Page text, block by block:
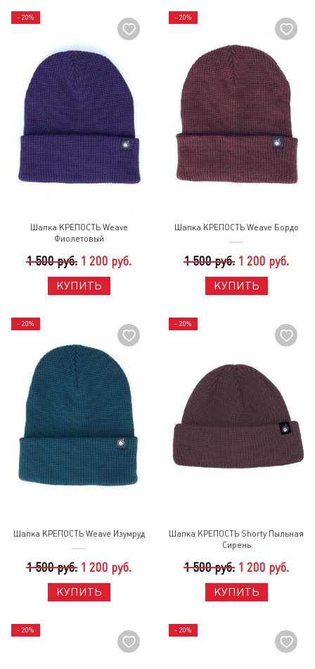
- 20%
Шапка КРЕПОСТЬ Weave
Фиолетовый
1 500 руб. 1 200 руб.
КУПИТЬ
- 20%
Шапка КРЕПОСТЬ Weave Бордо
1 500 руб. 1 200 руб.
КУПИТЬ
- 20%
Шапка КРЕПОСТЬ Weave Изумруд
1 500 руб. 1 200 руб.
КУПИТЬ
- 20%
Шапка КРЕПОСТЬ Shorty Пыльная
Сирень
1 500 руб. 1 200 руб.
КУПИТЬ
- 20% - 20%